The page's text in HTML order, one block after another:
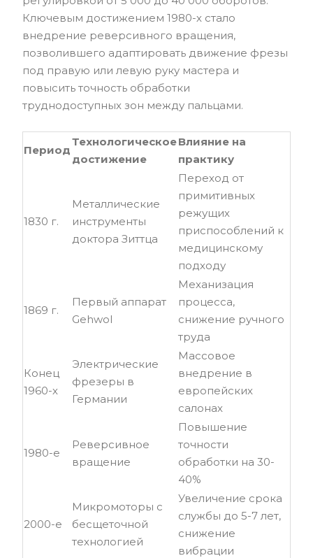
Ключевым достижением 1980-х стало
внедрение реверсивного вращения,
позволившего адаптировать движение фрезы
под правую или левую руку мастера и
повысить точность обработки
труднодоступных зон между пальцами.
Период
Технологическое
достижение
Влияние на
практику
1830 г.
Металлические
инструменты
доктора Зиттца
Переход от
примитивных
режущих
приспособлений к
медицинскому
подходу
1869 г.
Первый аппарат
Gehwol
Механизация
процесса,
снижение ручного
труда
Конец
1960-х
Электрические
фрезеры в
Германии
Массовое
внедрение в
европейских
салонах
1980-е
Реверсивное
вращение
Повышение
точности
обработки на 30-
40%
2000-е
Микромоторы с
бесщеточной
технологией
Увеличение срока
службы до 5-7 лет,
снижение
вибрации